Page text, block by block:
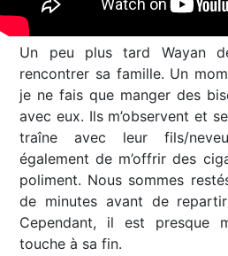
Un peu plus tard Wayan
rencontrer sa famille. Un
je ne fais que manger des
avec eux. Ils m’observent et
traîne avec leur fils/
également de m’offrir des
poliment. Nous sommes
de minutes avant de
Cependant, il est presque
touche à sa fin.